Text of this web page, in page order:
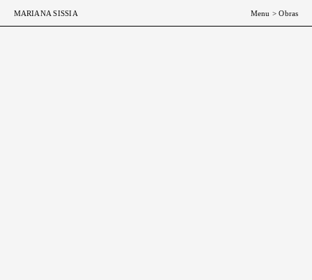
MARIANA SISSIA Menu >Obras
ESPENG